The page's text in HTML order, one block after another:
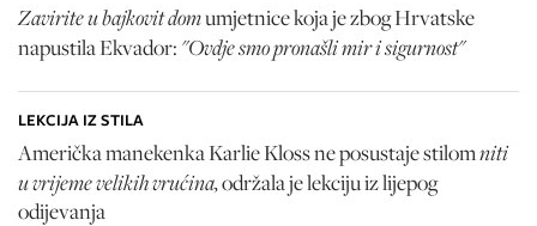
Zavirite u bajkovit domumjetnice koja je zbog Hrvatske
napustila Ekvador: "Ovdje smo pronašli mir i sigurnost"
LEKCIJA IZ STILA
Američka manekenka Karlie Kloss ne posustaje stilomniti
u vrijeme velikih vrućina,održala je lekciju iz lijepog
odijevanja